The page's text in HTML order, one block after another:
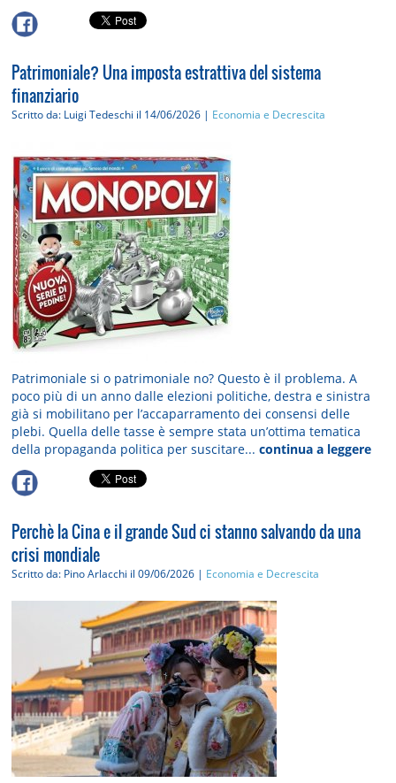
Patrimoniale? Una imposta estrattiva del sistema
finanziario
Scritto da: Luigi Tedeschi il 14/06/2026 | Economia e Decrescita
Patrimoniale si o patrimoniale no? Questo è il problema. A
poco più di un anno dalle elezioni politiche, destra e sinistra
già si mobilitano per l’accaparramento dei consensi delle
plebi. Quella delle tasse è sempre stata un’ottima tematica
della propaganda politica per suscitare...continua a leggere
Perchè la Cina e il grande Sud ci stanno salvando da una
crisi mondiale
Scritto da: Pino Arlacchi il 09/06/2026 | Economia e Decrescita